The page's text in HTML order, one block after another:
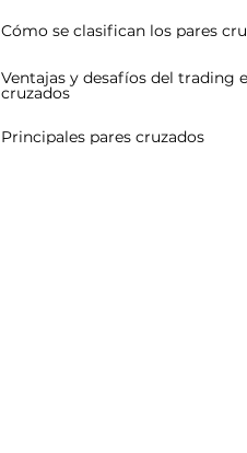
Cómo se clasifican los pares
Ventajas y desafíos del trading
cruzados
Principales pares cruzados